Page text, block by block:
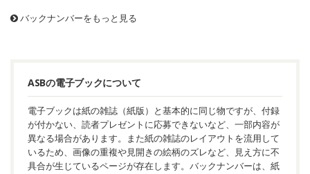
バックナンバーをもっと見る
ASBの電子ブックについて
電子ブックは紙の雑誌（紙版）と基本的に同じ物ですが、付録
が付かない、読者プレゼントに応募できないなど、一部内容が
異なる場合があります。また紙の雑誌のレイアウトを流用して
いるため、画像の重複や見開きの絵柄のズレなど、見え方に不
具合が生じているページが存在します。バックナンバーは、紙